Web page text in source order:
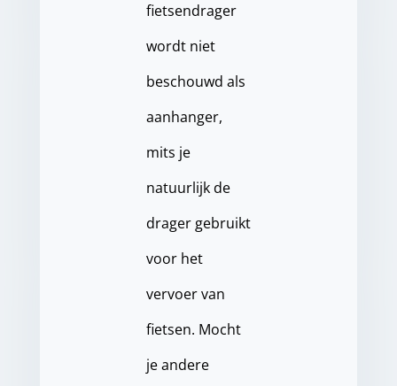
fietsendrager
wordt niet
beschouwd als
aanhanger,
mits je
natuurlijk de
drager gebruikt
voor het
vervoer van
fietsen. Mocht
je andere